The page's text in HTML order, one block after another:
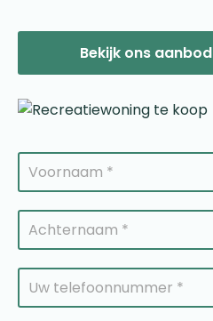
Bekijk ons aanbod